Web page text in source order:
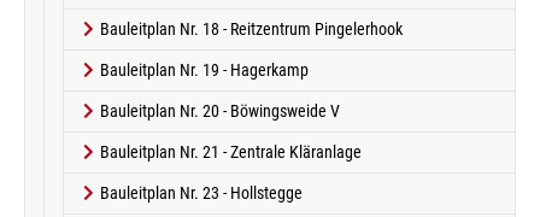
Bauleitplan Nr. 18 - Reitzentrum Pingelerhook
Bauleitplan Nr. 19 - Hagerkamp
Bauleitplan Nr. 20 - Böwingsweide V
Bauleitplan Nr. 21 - Zentrale Kläranlage
Bauleitplan Nr. 23 - Hollstegge